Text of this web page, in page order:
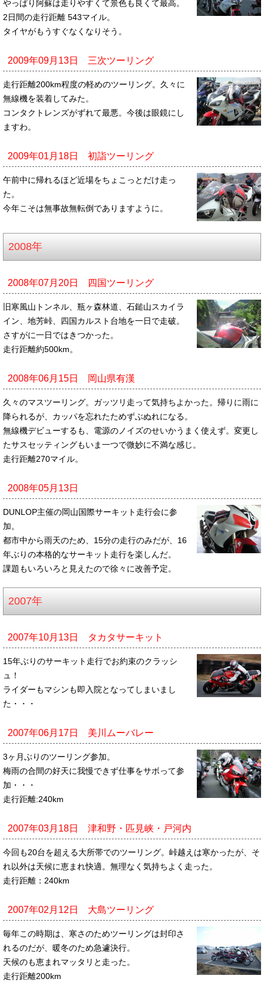
やっぱり阿蘇は走りやすくて景色も良くて最高。
2日間の走行距離 543マイル。
タイヤがもうすぐなくなりそう。
2009年09月13日 三次ツーリング
走行距離200km程度の軽めのツーリング。久々に
無線機を装着してみた。
コンタクトレンズがずれて最悪。今後は眼鏡にし
ますわ。
2009年01月18日 初詣ツーリング
午前中に帰れるほど近場をちょこっとだけ走っ
た。
今年こそは無事故無転倒でありますように。
2008年
2008年07月20日 四国ツーリング
旧寒風山トンネル、瓶ヶ森林道、石鎚山スカイラ
イン、地芳峠、四国カルスト台地を一日で走破。
さすがに一日ではきつかった。
走行距離約500km。
2008年06月15日 岡山県有漢
久々のマスツーリング。ガッツリ走って気持ちよかった。帰りに雨に
降られるが、カッパを忘れたためずぶぬれになる。
無線機デビューするも、電源のノイズのせいかうまく使えず。変更し
たサスセッティングもいま一つで微妙に不満な感じ。
走行距離270マイル。
2008年05月13日
DUNLOP主催の岡山国際サーキット走行会に参
加。
都市中から雨天のため、15分の走行のみだが、16
年ぶりの本格的なサーキット走行を楽しんだ。
課題もいろいろと見えたので徐々に改善予定。
2007年
2007年10月13日 タカタサーキット
15年ぶりのサーキット走行でお約束のクラッシ
ュ！
ライダーもマシンも即入院となってしまいまし
た・・・
2007年06月17日 美川ムーバレー
3ヶ月ぶりのツーリング参加。
梅雨の合間の好天に我慢できず仕事をサボって参
加・・・
走行距離:240km
2007年03月18日 津和野・匹見峡・戸河内
今回も20台を超える大所帯でのツーリング。峠越えは寒かったが、そ
れ以外は天候に恵まれ快適。無理なく気持ちよく走った。
走行距離：240km
2007年02月12日 大島ツーリング
毎年この時期は、寒さのためツーリングは封印さ
れるのだが、暖冬のため急遽決行。
天候のも恵まれマッタリと走った。
走行距離200km